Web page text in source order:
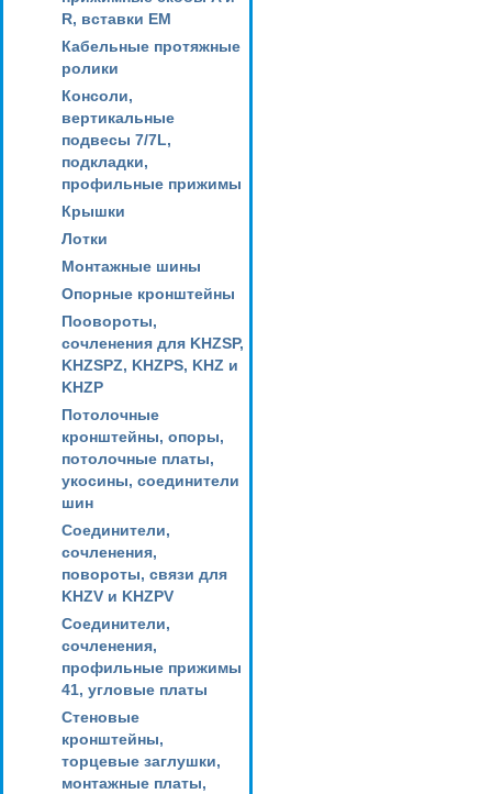
R, вставки EM
Кабельные протяжные
ролики
Консоли,
вертикальные
подвесы 7/7L,
подкладки,
профильные прижимы
Крышки
Лотки
Монтажные шины
Опорные кронштейны
Поовороты,
сочленения для KHZSP,
KHZSPZ, KHZPS, KHZ и
KHZP
Потолочные
кронштейны, опоры,
потолочные платы,
укосины, соединители
шин
Соединители,
сочленения,
повороты, связи для
KHZV и KHZPV
Соединители,
сочленения,
профильные прижимы
41, угловые платы
Стеновые
кронштейны,
торцевые заглушки,
монтажные платы,